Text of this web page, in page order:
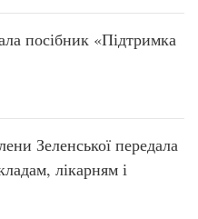
посібник «Підтримка
Зеленської передала
лікарням і